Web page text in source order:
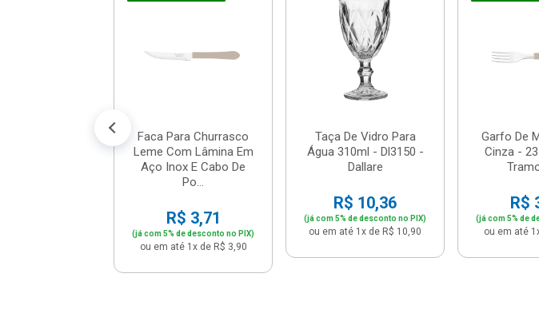
Faca Para Churrasco
Leme Com Lâmina Em
Aço Inox E Cabo De
Po...
R$ 3,71
(já com 5% de desconto no PIX)
ou em até 1x de R$ 3,90
Taça De Vidro Para
Água 310ml - Dl3150 -
Dallare
R$ 10,36
(já com 5% de desconto no PIX)
ou em até 1x de R$ 10,90
Garfo De
Cinza -
R$
(já com 5% de
ou em até